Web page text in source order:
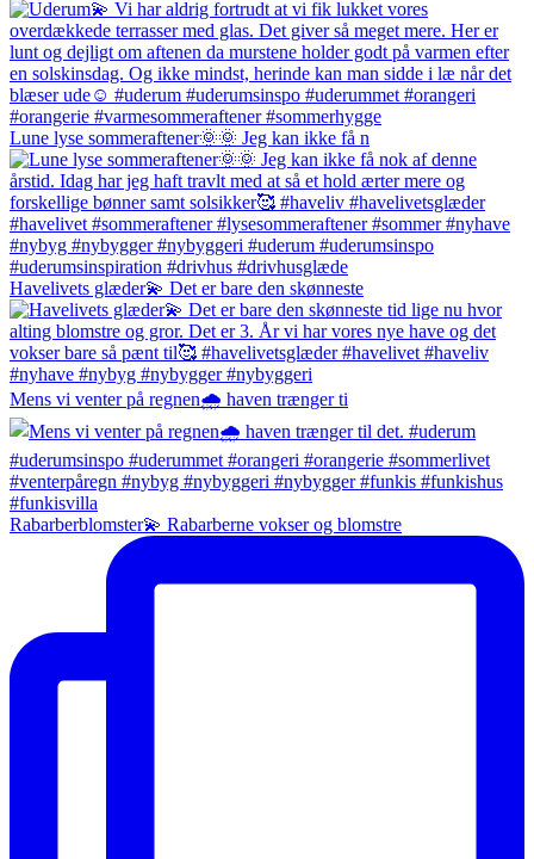
Lune lyse sommeraftener🌞🌞 Jeg kan ikke få n
Havelivets glæder💫 Det er bare den skønneste
Mens vi venter på regnen🌧️ haven trænger ti
Rabarberblomster💫 Rabarberne vokser og blomstre